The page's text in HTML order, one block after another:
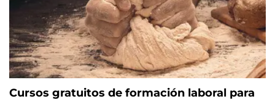
Cursos gratuitos de formación laboral para